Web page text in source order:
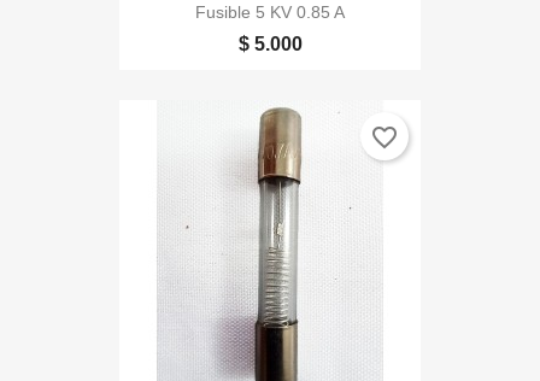
Fusible 5 KV 0.85 A
$ 5.000
favorite_border